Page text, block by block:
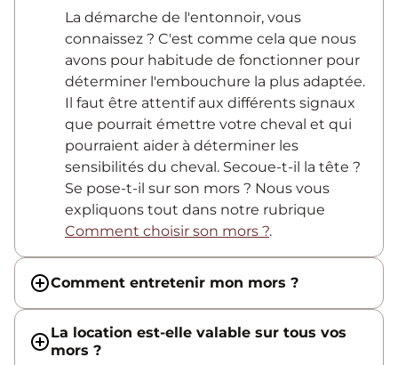
La démarche de l'entonnoir, vous
connaissez ? C'est comme cela que nous
avons pour habitude de fonctionner pour
déterminer l'embouchure la plus adaptée.
Il faut être attentif aux différents signaux
que pourrait émettre votre cheval et qui
pourraient aider à déterminer les
sensibilités du cheval. Secoue-t-il la tête ?
Se pose-t-il sur son mors ? Nous vous
expliquons tout dans notre rubrique
Comment choisir son mors ?.
Comment entretenir mon mors ?
La location est-elle valable sur tous vos
mors ?